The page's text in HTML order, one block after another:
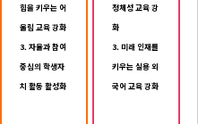
힘을 키우는 어
울림 교육 강화
3. 자율과 참여
중심의 학생자
치 활동 활성화
정체성 교육 강
화
3. 미래 인재를
키우는 실용 외
국어 교육 강화